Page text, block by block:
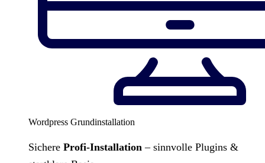
Wordpress Grundinstallation
Sichere Profi-Installation – sinnvolle Plugins &